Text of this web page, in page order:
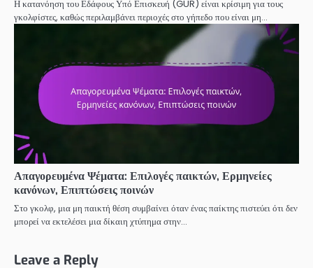
Η κατανόηση του Εδάφους Υπό Επισκευή (GUR) είναι κρίσιμη για τους
γκολφίστες, καθώς περιλαμβάνει περιοχές στο γήπεδο που είναι μη…
Απαγορευμένα Ψέματα: Επιλογές παικτών, Ερμηνείες
κανόνων, Επιπτώσεις ποινών
Στο γκολφ, μια μη παικτή θέση συμβαίνει όταν ένας παίκτης πιστεύει ότι δεν
μπορεί να εκτελέσει μια δίκαιη χτύπημα στην…
Leave a Reply